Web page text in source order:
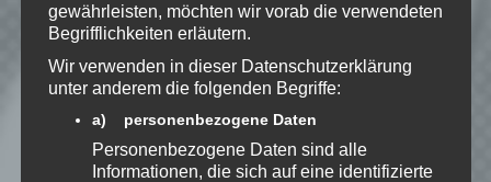
Benachrichtige mich über neue
Beiträge via E-Mail.
gewährleisten, möchten wir vorab die verwendeten
Begrifflichkeiten erläutern.
Wir verwenden in dieser Datenschutzerklärung
unter anderem die folgenden Begriffe:
a) personenbezogene Daten
Personenbezogene Daten sind alle
Informationen, die sich auf eine identifizierte